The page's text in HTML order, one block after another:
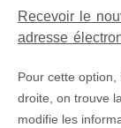
Recevoir le
adresse
Pour cette option,
droite, on trouve
modifie les